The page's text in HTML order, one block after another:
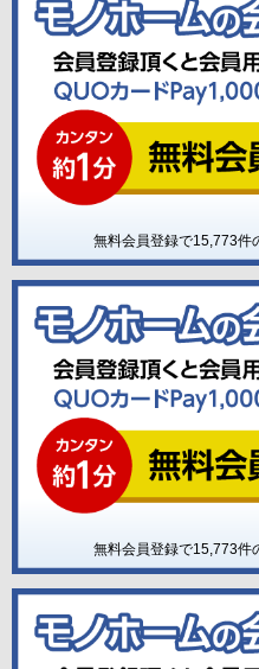
無料会員登録で15,773件
無料会員登録で15,773件